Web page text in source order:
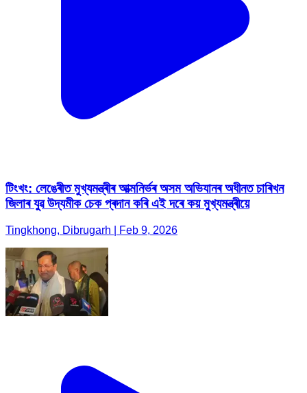
টিংখং: লেঙেৰীত মুখ্যমন্ত্ৰীৰ আত্মনিৰ্ভৰ অসম অভিযানৰ অধীনত চাৰিখন
জিলাৰ যুৱ উদ্যমীক চেক প্ৰদান কৰি এই দৰে কয় মুখ্যমন্ত্ৰীয়ে
Tingkhong, Dibrugarh | Feb 9, 2026